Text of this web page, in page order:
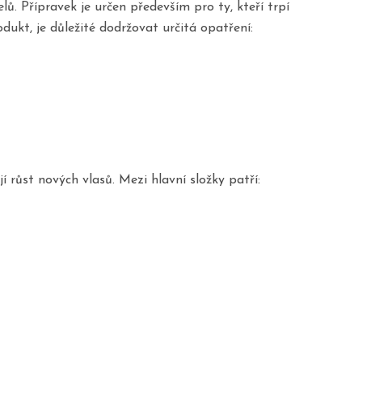
Přípravek je určen především pro ty, kteří trpí
je důležité dodržovat určitá opatření:
růst nových vlasů. Mezi hlavní složky patří: